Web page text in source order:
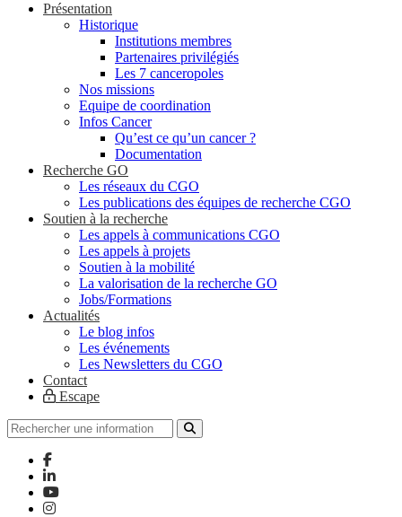
Présentation
Historique
Institutions membres
Partenaires privilégiés
Les 7 canceropoles
Nos missions
Equipe de coordination
Infos Cancer
Qu’est ce qu’un cancer ?
Documentation
Recherche GO
Les réseaux du CGO
Les publications des équipes de recherche CGO
Soutien à la recherche
Les appels à communications CGO
Les appels à projets
Soutien à la mobilité
La valorisation de la recherche GO
Jobs/Formations
Actualités
Le blog infos
Les événements
Les Newsletters du CGO
Contact
Escape